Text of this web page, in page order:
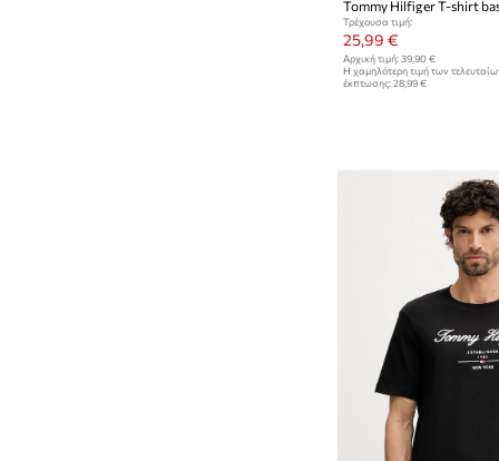
Τρέχουσα τιμή:
25,99 €
Αρχική τιμή: 39,90 €
Η χαμηλότερη τιμή των
έκπτωσης: 28,99 €